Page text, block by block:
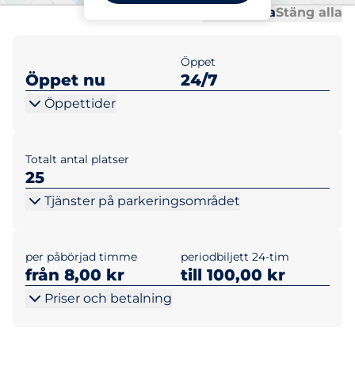
Öppna allaStäng alla
Öppet nu
Öppet
24/7
Öppettider
Totalt antal platser
25
Tjänster på parkeringsområdet
per påbörjad timme
från 8,00 kr
periodbiljett 24-tim
till 100,00 kr
Priser och betalning